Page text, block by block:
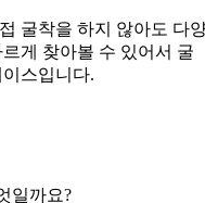
굴착을 하지 않아도 다
게 찾아볼 수 있어서 굴
스입니다.
일까요?